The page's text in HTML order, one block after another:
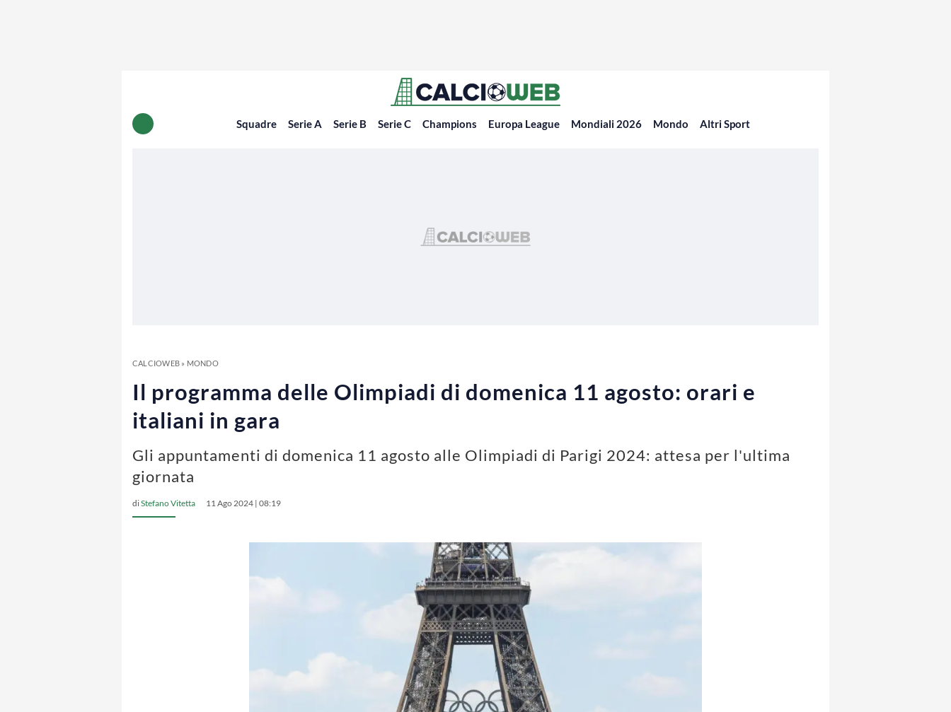
Squadre Serie A Serie B Serie C Champions Europa League Mondiali 2026 Mondo Altri Sport
CALCIOWEB» MONDO
Il programma delle Olimpiadi di domenica 11 agosto: orari e
italiani in gara
Gli appuntamenti di domenica 11 agosto alle Olimpiadi di Parigi 2024: attesa per l'ultima
giornata
diStefano Vitetta 11 Ago 2024 | 08:19